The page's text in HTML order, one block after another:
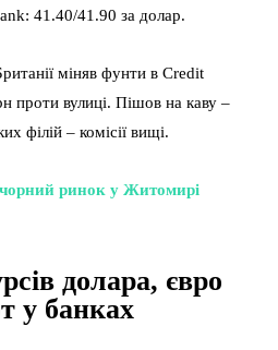
41.40/41.90 за долар.
міняв фунти в Credit
проти вулиці. Пішов на каву –
філій – комісії вищі.
ринок у Житомирі
долара, євро
у банках